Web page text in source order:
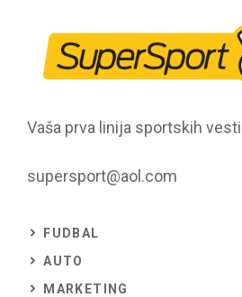
Vaša prva linija sportskih
supersport@aol.com
FUDBAL
AUTO
MARKETING